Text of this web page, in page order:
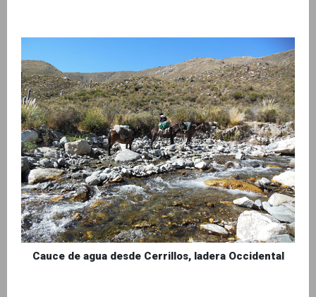
Cauce de agua desde Cerrillos, ladera Occidental